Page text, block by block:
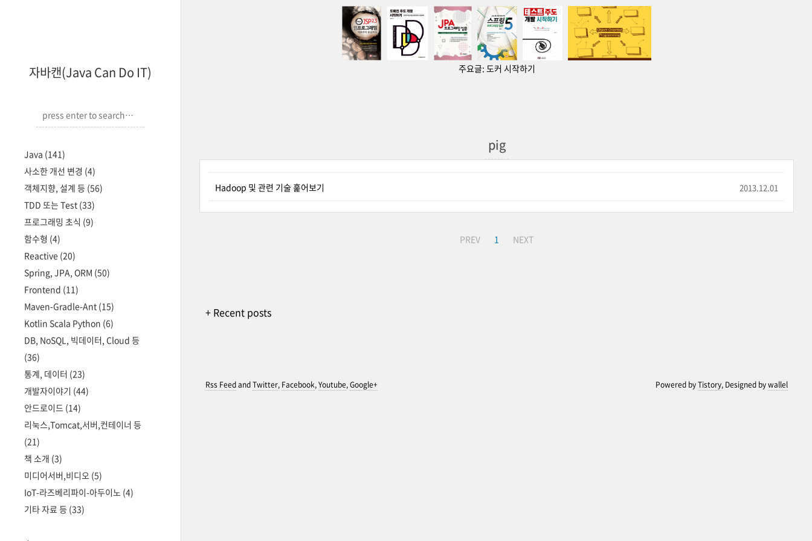
자바캔(Java Can Do IT)
Java (141)
사소한 개선 변경 (4)
객체지향, 설계 등 (56)
TDD 또는 Test (33)
프로그래밍 초식 (9)
함수형 (4)
Reactive (20)
Spring, JPA, ORM (50)
Frontend (11)
Maven-Gradle-Ant (15)
Kotlin Scala Python (6)
DB, NoSQL, 빅데이터, Cloud 등
(36)
통계, 데이터 (23)
개발자이야기 (44)
안드로이드 (14)
리눅스,Tomcat,서버,컨테이너 등
(21)
책 소개 (3)
미디어서버,비디오 (5)
IoT-라즈베리파이-아두이노 (4)
기타 자료 등 (33)
주요글: 도커 시작하기
pig
Hadoop 및 관련 기술 훑어보기 2013.12.01
PREV 1 NEXT
+ Recent posts
Powered byTistory, Designed bywallel
Rss FeedandTwitter, Facebook,Youtube,Google+